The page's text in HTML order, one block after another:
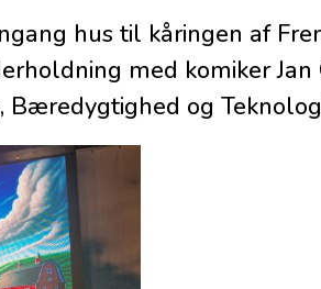
hus til kåringen af
med komiker
og